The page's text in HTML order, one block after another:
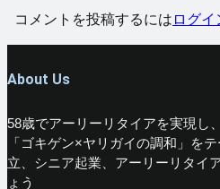
コメントを投稿するには ログイ
About Us
58歳でアーリーリタイアを実現し
「ゴキゲン×ヤリガイの調和」を
立、シニア起業、アーリーリタイ
ょう